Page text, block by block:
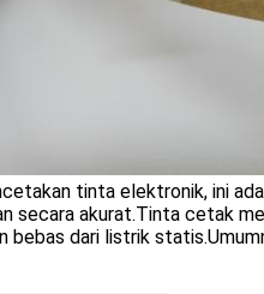
tinta elektronik, ini
secara akurat.Tinta cetak
bebas dari listrik